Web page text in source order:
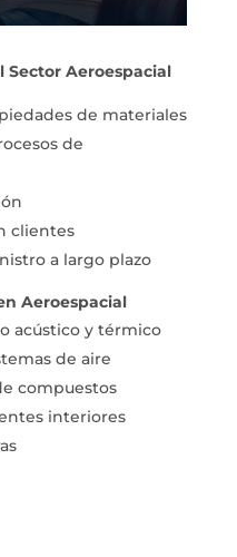
Sector Aeroespacial
de materiales
de
clientes
a largo plazo
Aeroespacial
acústico y térmico
de aire
compuestos
interiores